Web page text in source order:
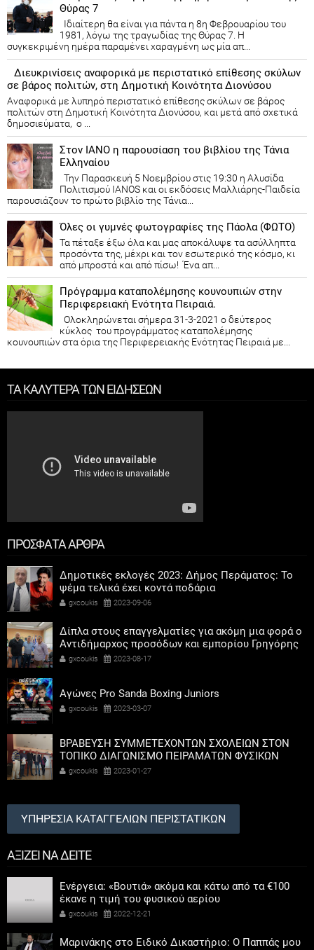
Θύρας 7
Ιδιαίτερη θα είναι για πάντα η 8η Φεβρουαρίου του
1981, λόγω της τραγωδίας της Θύρας 7. Η
συγκεκριμένη ημέρα παραμένει χαραγμένη ως μία απ...
Διευκρινίσεις αναφορικά με περιστατικό επίθεσης σκύλων
σε βάρος πολιτών, στη Δημοτική Κοινότητα Διονύσου
Αναφορικά με λυπηρό περιστατικό επίθεσης σκύλων σε βάρος
πολιτών στη Δημοτική Κοινότητα Διονύσου, και μετά από σχετικά
δημοσιεύματα, ο ...
Στον ΙΑΝΟ η παρουσίαση του βιβλίου της Τάνια
Ελληναίου
Την Παρασκευή 5 Νοεμβρίου στις 19:30 η Αλυσίδα
Πολιτισμού IANOS και οι εκδόσεις Μαλλιάρης-Παιδεία
παρουσιάζουν το πρώτο βιβλίο της Τάνια...
Όλες οι γυμνές φωτογραφίες της Πάολα (ΦΩΤΟ)
Τα πέταξε έξω όλα και μας αποκάλυψε τα ασύλληπτα
προσόντα της, μέχρι και τον εσωτερικό της κόσμο, κι
από μπροστά και από πίσω! Ένα απ...
Πρόγραμμα καταπολέμησης κουνουπιών στην
Περιφερειακή Ενότητα Πειραιά.
Ολοκληρώνεται σήμερα 31-3-2021 ο δεύτερος
κύκλος του προγράμματος καταπολέμησης
κουνουπιών στα όρια της Περιφερειακής Ενότητας Πειραιά με...
ΤΑ ΚΑΛΥΤΕΡΑ ΤΩΝ ΕΙΔΗΣΕΩΝ
ΠΡΟΣΦΑΤΑ ΑΡΘΡΑ
Δημοτικές εκλογές 2023: Δήμος Περάματος: Το
ψέμα τελικά έχει κοντά ποδάρια
gxcoukis 2023-09-06
Δίπλα στους επαγγελματίες για ακόμη μια φορά ο
Αντιδήμαρχος προσόδων και εμπορίου Γρηγόρης
Καψοκόλης
gxcoukis 2023-08-17
Αγώνες Pro Sanda Boxing Juniors
gxcoukis 2023-03-07
ΒΡΑΒΕΥΣΗ ΣΥΜΜΕΤΕΧΟΝΤΩΝ ΣΧΟΛΕΙΩΝ ΣΤΟΝ
ΤΟΠΙΚΟ ΔΙΑΓΩΝΙΣΜΟ ΠΕΙΡΑΜΑΤΩΝ ΦΥΣΙΚΩΝ
ΕΠΙΣΤΗΜΩΝ
gxcoukis 2023-01-27
ΥΠΗΡΕΣΙΑ ΚΑΤΑΓΓΕΛΙΩΝ ΠΕΡΙΣΤΑΤΙΚΩΝ
ΑΞΙΖΕΙ ΝΑ ΔΕΙΤΕ
Ενέργεια: «Βουτιά» ακόμα και κάτω από τα €100
έκανε η τιμή του φυσικού αερίου
gxcoukis 2022-12-21
Μαρινάκης στο Ειδικό Δικαστήριο: Ο Παππάς μου